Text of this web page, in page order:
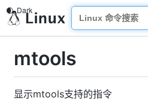
mtools
显示mtools支持的指令